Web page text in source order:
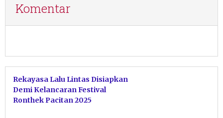
Komentar
Rekayasa Lalu Lintas Disiapkan
Demi Kelancaran Festival
Ronthek Pacitan 2025